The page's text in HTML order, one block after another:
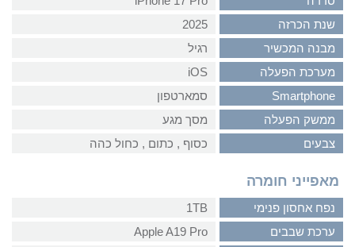
שנת הכרזה
2025
מבנה המכשיר
רגיל
מערכת הפעלה
iOS
Smartphone
סמארטפון
ממשק הפעלה
מסך מגע
צבעים
כסוף‏ , ‏כתום‏ , ‏כחול כהה
מאפייני חומרה
נפח אחסון פנימי
1TB
ערכת שבבים
Apple A19 Pro